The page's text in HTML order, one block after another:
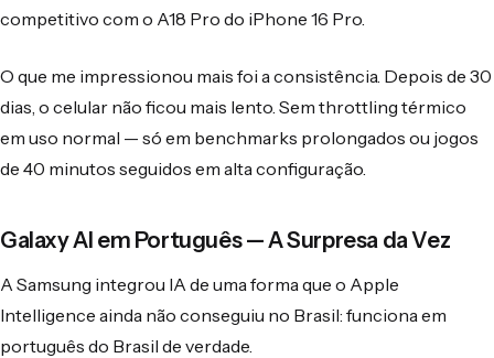
competitivo com o A18 Pro do iPhone 16 Pro.
O que me impressionou mais foi a consistência. Depois de 30
dias, o celular não ficou mais lento. Sem throttling térmico
em uso normal — só em benchmarks prolongados ou jogos
de 40 minutos seguidos em alta configuração.
Galaxy AI em Português — A Surpresa da Vez
A Samsung integrou IA de uma forma que o Apple
Intelligence ainda não conseguiu no Brasil: funciona em
português do Brasil de verdade.